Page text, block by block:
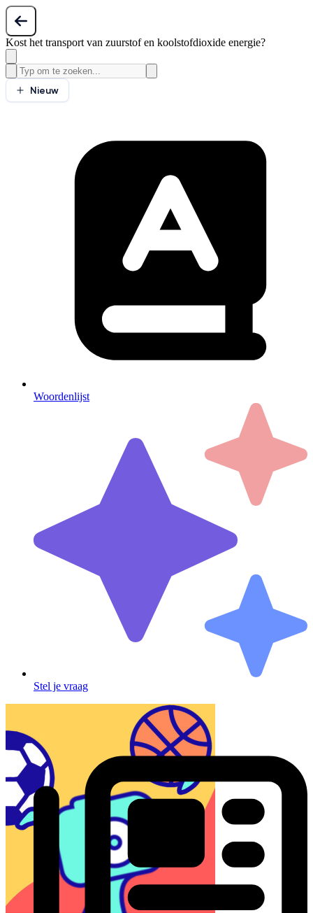
Kost het transport van zuurstof en koolstofdioxide energie?
Nieuw
Woordenlijst
Stel je vraag